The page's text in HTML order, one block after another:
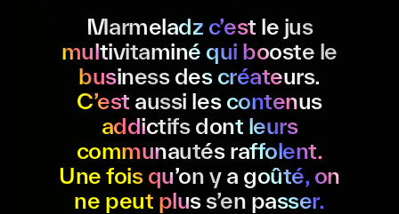
Marmeladz c’est le jus
multivitaminé qui booste le
business des créateurs.
C’est aussi les contenus
addictifs dont leurs
communautés raffolent.
Une fois qu’on y a goûté, on
ne peut plus s’en passer.